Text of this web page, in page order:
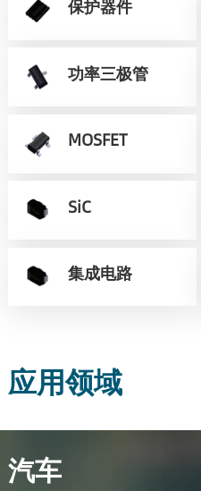
保护器件
功率三极管
MOSFET
SiC
集成电路
应用领域
汽车